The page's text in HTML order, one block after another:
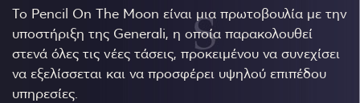
Το Pencil On The Moon είναι μια πρωτοβουλία με την
υποστήριξη της Generali, η οποία παρακολουθεί
στενά όλες τις νέες τάσεις, προκειμένου να συνεχίσει
να εξελίσσεται και να προσφέρει υψηλού επιπέδου
υπηρεσίες.